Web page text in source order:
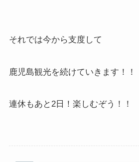
それでは今から支度して
鹿児島観光を続けていきます！！
連休もあと2日！楽しむぞう！！